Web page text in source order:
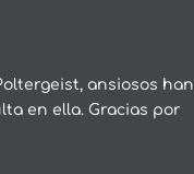
ansiosos han
en ella. Gracias por